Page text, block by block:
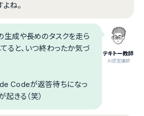
ね。
テキトー教師
.AI認定講師
生成や長めのタスクを走ら
ると、いつ終わったか気づ
Codeが返答待ちになっ
きる（笑）